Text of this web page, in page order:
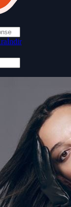
İndir